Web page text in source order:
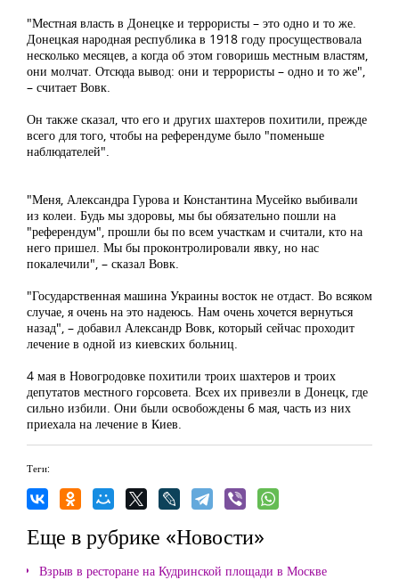
"Местная власть в Донецке и террористы – это одно и то же.
Донецкая народная республика в 1918 году просуществовала
несколько месяцев, а когда об этом говоришь местным властям,
они молчат. Отсюда вывод: они и террористы – одно и то же",
– считает Вовк.
Он также сказал, что его и других шахтеров похитили, прежде
всего для того, чтобы на референдуме было "поменьше
наблюдателей".
"Меня, Александра Гурова и Константина Мусейко выбивали
из колеи. Будь мы здоровы, мы бы обязательно пошли на
"референдум", прошли бы по всем участкам и считали, кто на
него пришел. Мы бы проконтролировали явку, но нас
покалечили", – сказал Вовк.
"Государственная машина Украины восток не отдаст. Во всяком
случае, я очень на это надеюсь. Нам очень хочется вернуться
назад", – добавил Александр Вовк, который сейчас проходит
лечение в одной из киевских больниц.
4 мая в Новогродовке похитили троих шахтеров и троих
депутатов местного горсовета. Всех их привезли в Донецк, где
сильно избили. Они были освобождены 6 мая, часть из них
приехала на лечение в Киев.
Теги:
Еще в рубрике «Новости»
Взрыв в ресторане на Кудринской площади в Москве